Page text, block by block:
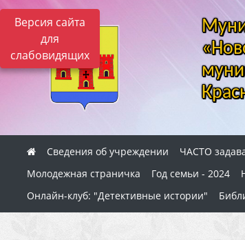
Версия сайта
для
слабовидящих
Сведения об учреждении ЧАСТО
Молодежная страничка
Год семьи - 2024
Онлайн-клуб: "Детективные истории"